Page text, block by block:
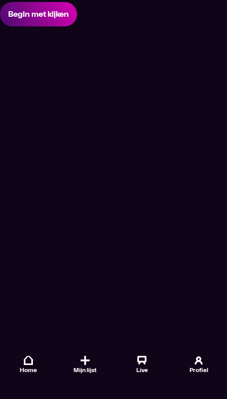
Home Mijn lijst Live Profiel
Begin met kijken